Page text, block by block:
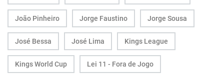
João Pinheiro Jorge Faustino Jorge Sousa
José Bessa José Lima Kings League
Kings World Cup Lei 11 - Fora de Jogo